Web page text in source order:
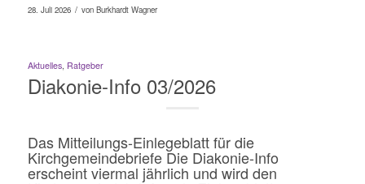
28. Juli 2026 / von Burkhardt Wagner
Aktuelles, Ratgeber
Diakonie-Info 03/2026
Das Mitteilungs-Einlegeblatt für die
Kirchgemeindebriefe Die Diakonie-Info
erscheint viermal jährlich und wird den